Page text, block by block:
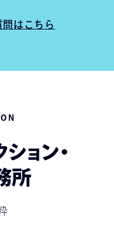
はこちら
ョン・
所